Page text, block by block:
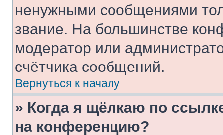
ненужными сообщениями
звание. На большинстве
модератор или
счётчика сообщений.
Вернуться к началу
» Когда я щёлкаю по
на конференцию?